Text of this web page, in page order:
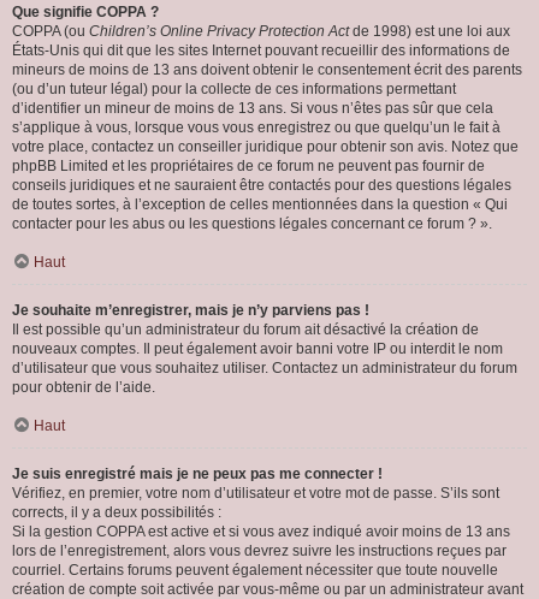
Que signifie COPPA ?
COPPA (ou Children’s Online Privacy Protection Actde 1998) est une loi aux
États-Unis qui dit que les sites Internet pouvant recueillir des informations de
mineurs de moins de 13 ans doivent obtenir le consentement écrit des parents
(ou d’un tuteur légal) pour la collecte de ces informations permettant
d’identifier un mineur de moins de 13 ans. Si vous n’êtes pas sûr que cela
s’applique à vous, lorsque vous vous enregistrez ou que quelqu’un le fait à
votre place, contactez un conseiller juridique pour obtenir son avis. Notez que
phpBB Limited et les propriétaires de ce forum ne peuvent pas fournir de
conseils juridiques et ne sauraient être contactés pour des questions légales
de toutes sortes, à l’exception de celles mentionnées dans la question « Qui
contacter pour les abus ou les questions légales concernant ce forum ? ».
Haut
Je souhaite m’enregistrer, mais je n’y parviens pas !
Il est possible qu’un administrateur du forum ait désactivé la création de
nouveaux comptes. Il peut également avoir banni votre IP ou interdit le nom
d’utilisateur que vous souhaitez utiliser. Contactez un administrateur du forum
pour obtenir de l’aide.
Haut
Je suis enregistré mais je ne peux pas me connecter !
Vérifiez, en premier, votre nom d’utilisateur et votre mot de passe. S’ils sont
corrects, il y a deux possibilités :
Si la gestion COPPA est active et si vous avez indiqué avoir moins de 13 ans
lors de l’enregistrement, alors vous devrez suivre les instructions reçues par
courriel. Certains forums peuvent également nécessiter que toute nouvelle
création de compte soit activée par vous-même ou par un administrateur avant